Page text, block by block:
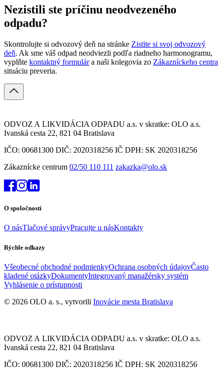
Nezistili ste príčinu neodvezeného
odpadu?
Skontrolujte si odvozový deň na stránke Zistite si svoj odvozový
deň. Ak sme váš odpad neodviezli podľa riadneho harmonogramu,
vyplňte kontaktný formulára naši kolegovia zo Zákazníckeho centra
situáciu preveria.
ODVOZ A LIKVIDÁCIA ODPADU a.s. v skratke: OLO a.s.
Ivanská cesta 22, 821 04 Bratislava
IČO: 00681300 DIČ: 2020318256 IČ DPH: SK 2020318256
Zákaznícke centrum 02/50 110 111 zakazka@olo.sk
O spoločnosti
O násTlačové správyPracujte u násKontakty
Rýchle odkazy
Všeobecné obchodné podmienkyOchrana osobných údajovČasto
kladené otázkyDokumentyIntegrovaný manažérsky systém
Vyhlásenie o prístupnosti
© 2026 OLO a. s., vytvorili Inovácie mesta Bratislava
ODVOZ A LIKVIDÁCIA ODPADU a.s. v skratke: OLO a.s.
Ivanská cesta 22, 821 04 Bratislava
IČO: 00681300 DIČ: 2020318256 IČ DPH: SK 2020318256